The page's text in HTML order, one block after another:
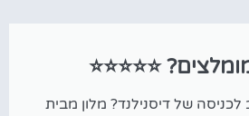
⭐⭐⭐⭐⭐
של דיסנילנד? מלון מבית